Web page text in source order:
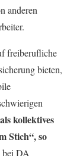
anderen
freiberufliche
bieten,
kollektives
Stich“, so
DA